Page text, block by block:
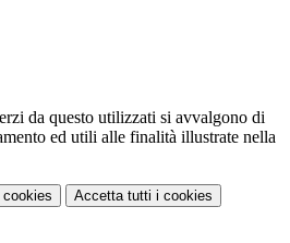
da questo utilizzati si avvalgono di
ed utili alle finalità illustrate nella
cookies Accetta tutti i cookies